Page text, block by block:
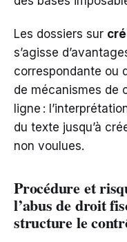
Les dossiers sur
s’agisse
correspondante ou
de mécanismes de
ligne :
du texte jusqu’à
non voulues.
Procédure et
l’abus de droit
structure le